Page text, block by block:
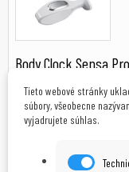
Body Clock Sensa
Revolučná interná
TENS + a s ďalšími
Tieto webové stránky
súbory, všeobecne
vyjadrujete súhlas.